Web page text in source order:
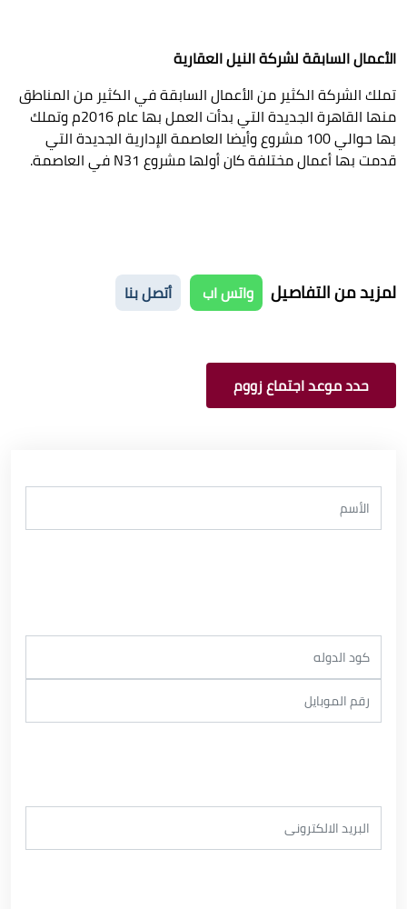
الأعمال السابقة لشركة النيل العقارية
تملك الشركة الكثير من الأعمال السابقة في الكثير من المناطق
منها القاهرة الجديدة التي بدأت العمل بها عام 2016م وتملك
بها حوالي 100 مشروع وأيضا العاصمة الإدارية الجديدة التي
قدمت بها أعمال مختلفة كان أولها مشروع N31في العاصمة.
لمزيد من التفاصيل واتس اب أتصل بنا
حدد موعد اجتماع زووم